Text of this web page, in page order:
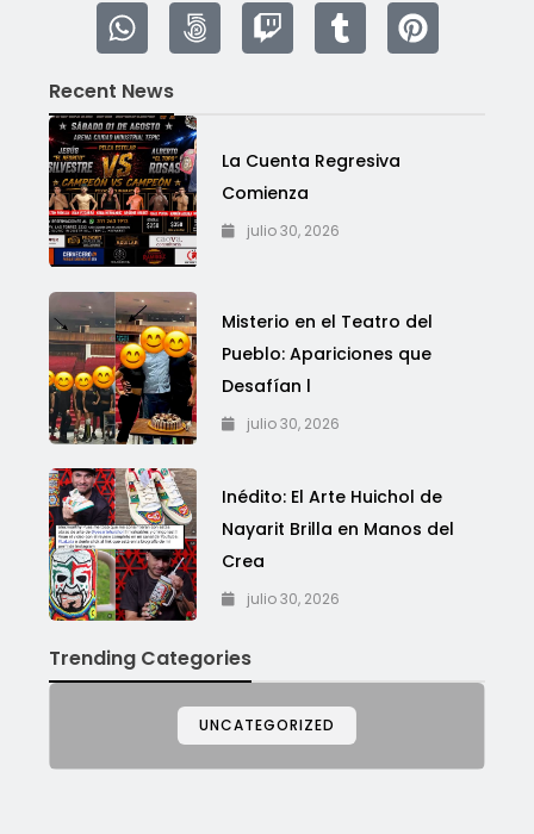
Recent News
La Cuenta Regresiva
Comienza
julio 30, 2026
Misterio en el Teatro del
Pueblo: Apariciones que
Desafían l
julio 30, 2026
Inédito: El Arte Huichol de
Nayarit Brilla en Manos del
Crea
julio 30, 2026
Trending Categories
UNCATEGORIZED